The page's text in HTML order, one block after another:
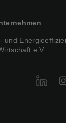
und
e.V.